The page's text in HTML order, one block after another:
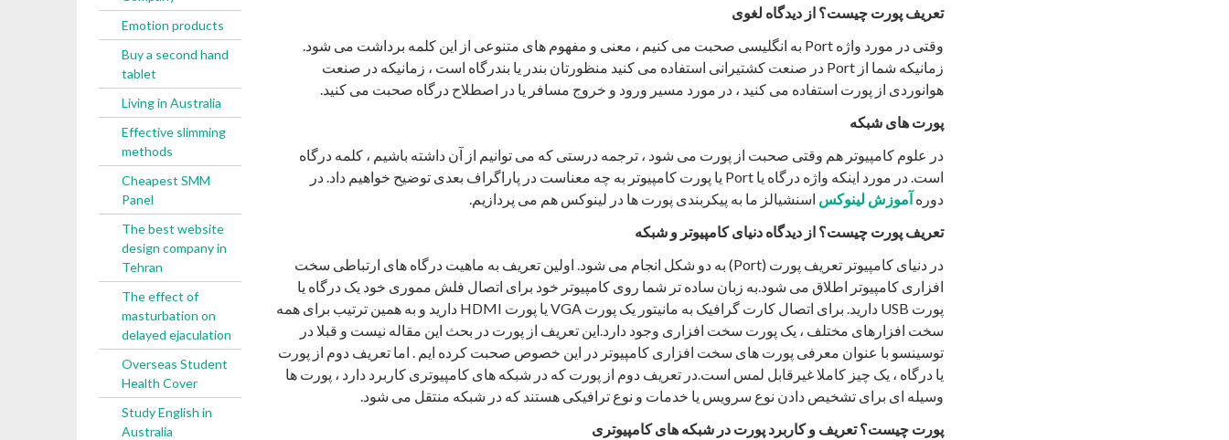
Emotion products
Buy a second hand
tablet
Living in Australia
Effective slimming
methods
Cheapest SMM
Panel
The best website
design company in
Tehran
The effect of
masturbation on
delayed ejaculation
Overseas Student
Health Cover
Study English in
Australia
تعریف پورت چیست؟ از دیدگاه لغوی
وقتی در مورد واژه Port به انگلیسی صحبت می کنیم ، معنی و مفهوم های متنوعی از این کلمه برداشت می شود.
زمانیکه شما از Port در صنعت کشتیرانی استفاده می کنید منظورتان بندر یا بندرگاه است ، زمانیکه در صنعت
هوانوردی از پورت استفاده می کنید ، در مورد مسیر ورود و خروج مسافر یا در اصطلاح درگاه صحبت می کنید.
پورت های شبکه
در علوم کامپیوتر هم وقتی صحبت از پورت می شود ، ترجمه درستی که می توانیم از آن داشته باشیم ، کلمه درگاه
است. در مورد اینکه واژه درگاه یا Port یا پورت کامپیوتر به چه معناست در پاراگراف بعدی توضیح خواهیم داد. در
دوره آموزش لینوکس اسنشیالز ما به پیکربندی پورت ها در لینوکس هم می پردازیم.
تعریف پورت چیست؟ از دیدگاه دنیای کامپیوتر و شبکه
در دنیای کامپیوتر تعریف پورت (Port) به دو شکل انجام می شود. اولین تعریف به ماهیت درگاه های ارتباطی سخت
افزاری کامپیوتر اطلاق می شود.به زبان ساده تر شما روی کامپیوتر خود برای اتصال فلش مموری خود یک درگاه یا
پورت USB دارید. برای اتصال کارت گرافیک به مانیتور یک پورت VGA یا پورت HDMI دارید و به همین ترتیب برای همه
سخت افزارهای مختلف ، یک پورت سخت افزاری وجود دارد.این تعریف از پورت در بحث این مقاله نیست و قبلا در
توسینسو با عنوان معرفی پورت های سخت افزاری کامپیوتر در این خصوص صحبت کرده ایم . اما تعریف دوم از پورت
یا درگاه ، یک چیز کاملا غیرقابل لمس است.در تعریف دوم از پورت که در شبکه های کامپیوتری کاربرد دارد ، پورت ها
وسیله ای برای تشخیص دادن نوع سرویس یا خدمات و نوع ترافیکی هستند که در شبکه منتقل می شود.
پورت چیست؟ تعریف و کاربرد پورت در شبکه های کامپیوتری